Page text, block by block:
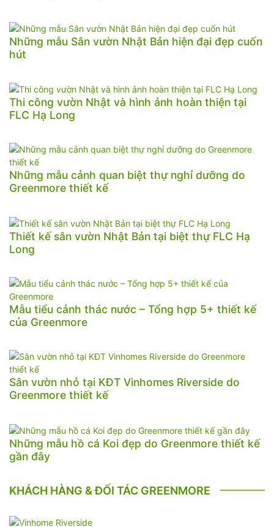
Những mẫu Sân vườn Nhật Bản hiện đại đẹp cuốn
hút
Thi công vườn Nhật và hình ảnh hoàn thiện tại
FLC Hạ Long
Những mẫu cảnh quan biệt thự nghỉ dưỡng do
Greenmore thiết kế
Thiết kế sân vườn Nhật Bản tại biệt thự FLC Hạ
Long
Mẫu tiểu cảnh thác nước – Tổng hợp 5+ thiết kế
của Greenmore
Sân vườn nhỏ tại KĐT Vinhomes Riverside do
Greenmore thiết kế
Những mẫu hồ cá Koi đẹp do Greenmore thiết kế
gần đây
KHÁCH HÀNG & ĐỐI TÁC GREENMORE